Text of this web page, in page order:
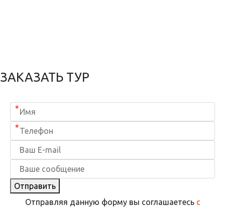
ЗАКАЗАТЬ ТУР
*
*
Отправить
Отправляя данную форму вы соглашаетесь с